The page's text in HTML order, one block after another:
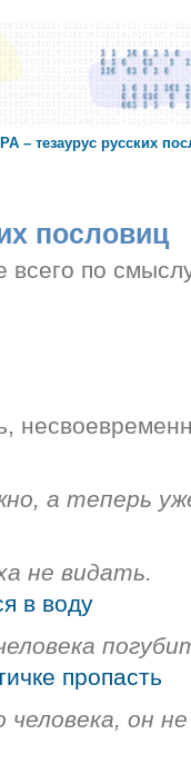
– тезаурус русских
пословиц
всего по
а теперь
не видать.
в воду
пропасть
человека, он